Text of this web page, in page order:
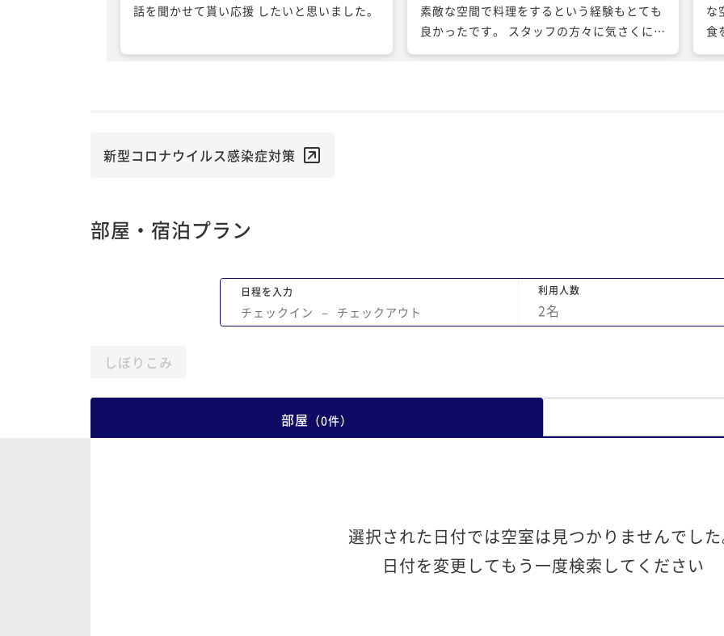
話を聞かせて貰い応援 したいと思いました。
素敵な空間で料理をするという経験もとても
良かったです。 スタッフの方々に気さくに接
していただき心地よく過ごせました。看板犬
な
食
て
新型コロナウイルス感染症対策
部屋・宿泊プラン
日程を入力
チェックイン − チェックアウト
利用人数
2名
しぼりこみ
部屋 （0件）
選択された日付では空室は見つかりませんでし
日付を変更してもう一度検索してください